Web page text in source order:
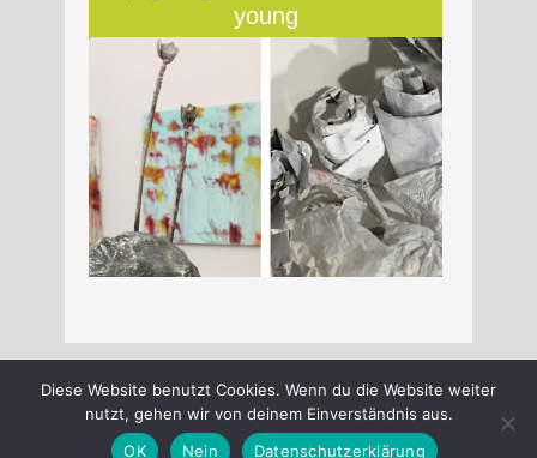
young
Diese Website benutzt Cookies. Wenn du die Website weiter
nutzt, gehen wir von deinem Einverständnis aus.
OK
Nein Datenschutzerklärung